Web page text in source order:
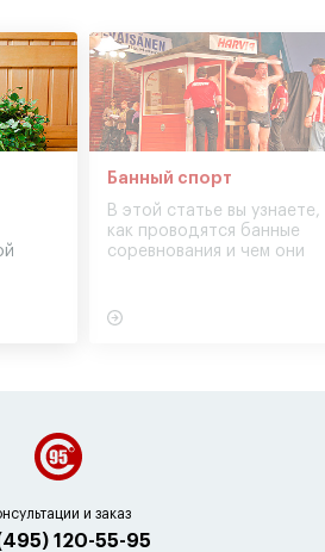
Банный спорт
В этой статье вы узнаете,
как проводятся банные
соревнования и чем они
и заказ
120-55-95